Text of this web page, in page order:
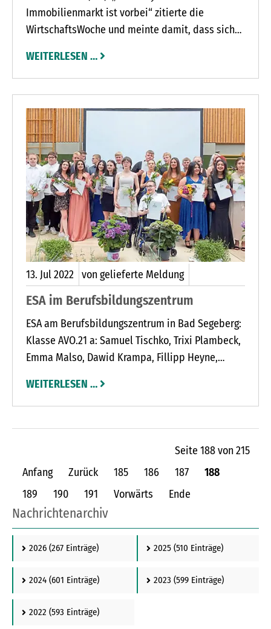
Immobilienmarkt ist vorbei“ zitierte die
WirtschaftsWoche und meinte damit, dass sich
geändert hat. Die Zeitenwende begann Ende
Februar dieses Jahres mit dem Überfall
Russlands auf die Ukraine. Dies sorgte für erste
Verunsicherungen bei Kaufinteressenten. Der
Anstieg der Inflationsrate, die nachziehenden
Zinsen für Immobiliendarlehen sowie die
Ankündigung der Bundesregierung, dass sich die
Kosten für Energie, insbesondere Gas, massiv
verteuern werden, brachte die Nachfrage
zeitweise sogar zum Erliegen.
WEITERLESEN …
13. Jul2022 von gelieferte Meldung
ESA im Berufsbildungszentrum
ESA am Berufsbildungszentrum in Bad Segeberg:
Klasse AVO.21 a: Samuel Tischko, Trixi Plambeck,
Emma Malso, Dawid Krampa, Fillipp Heyne,
Sofija Heinle, Mary Bellmann, Christian Bartsch,
Simon Sommerfeld; Klasse AVO.21 c: Kilian Saul,
Maximilian Wemmel, Kevin Huppert, Anastasia
Voß, Julita Krampa, Anna-Sophia Harder, Maria
Stoltenberg, Leon-Sven Groth, Finn Kian
Brockmann, Collin Baumann, Marvin Neumann;
Klasse BVB.21 d: Anthony Alexander Kanton, Peer
Brüggemann, Timo Barz, Simon Barz; Klasse
DaZ.21 a: Havrest Suleiman, Kelstan Khalil, Jouri
Halil, Marika Gutowska, Valeria Burchin, Simona
Brisotaite, Aisha Kafafi, Racha Al-Saad. Foto: BBZ
WEITERLESEN …
Seite 188 von 215
Anfang
Zurück 185 186 187
188
189
190 191 Vorwärts Ende
Nachrichtenarchiv
2026 (267 Einträge) 2025 (510 Einträge)
2024 (601 Einträge) 2023 (599 Einträge)
2022 (593 Einträge)